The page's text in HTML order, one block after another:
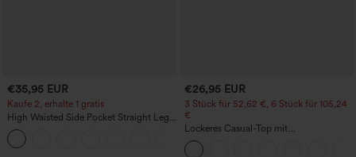
€35,95 EUR
Kaufe 2, erhalte 1 gratis
High Waisted Side Pocket Straight Leg
Work Pants
€26,95 EUR
3 Stück für 52,62 €, 6 Stück für 105,24
€
Lockeres Casual-Top mit
Rundhalsausschnitt und
Fledermausärmeln